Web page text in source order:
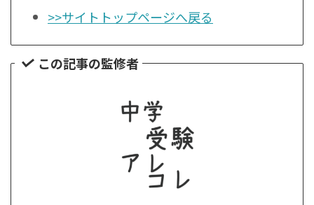
>>サイトトップページへ戻る
この記事の監修者